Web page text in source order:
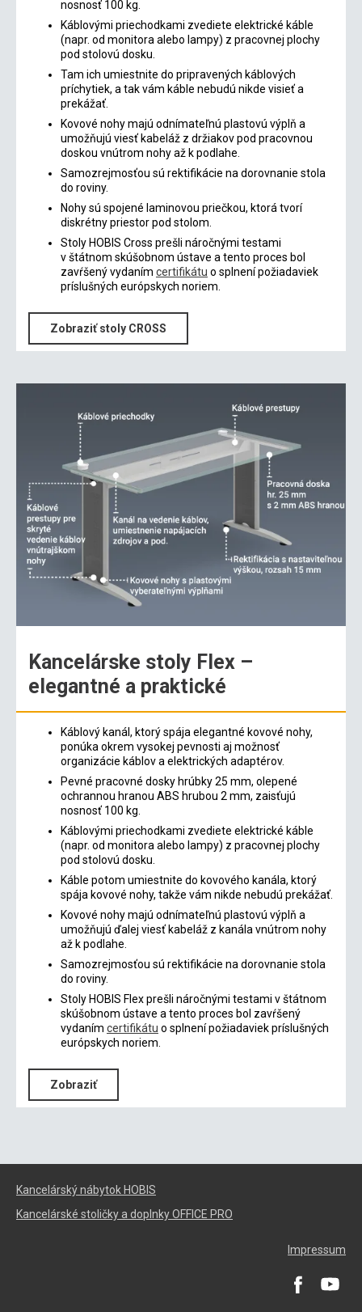
nosnosť 100 kg.
Káblovými priechodkami zvediete elektrické káble
(napr. od monitora alebo lampy) z pracovnej plochy
pod stolovú dosku.
Tam ich umiestnite do pripravených káblových
príchytiek, a tak vám káble nebudú nikde visieť a
prekážať.
Kovové nohy majú odnímateľnú plastovú výplň a
umožňujú viesť kabeláž z držiakov pod pracovnou
doskou vnútrom nohy až k podlahe.
Samozrejmosťou sú rektifikácie na dorovnanie stola
do roviny.
Nohy sú spojené laminovou priečkou, ktorá tvorí
diskrétny priestor pod stolom.
Stoly HOBIS Cross prešli náročnými testami
v štátnom skúšobnom ústave a tento proces bol
zavŕšený vydaním certifikátu o splnení požiadaviek
príslušných európskych noriem.
Zobraziť stoly CROSS
Kancelárske stoly Flex –
elegantné a praktické
Káblový kanál, ktorý spája elegantné kovové nohy,
ponúka okrem vysokej pevnosti aj možnosť
organizácie káblov a elektrických adaptérov.
Pevné pracovné dosky hrúbky 25 mm, olepené
ochrannou hranou ABS hrubou 2 mm, zaisťujú
nosnosť 100 kg.
Káblovými priechodkami zvediete elektrické káble
(napr. od monitora alebo lampy) z pracovnej plochy
pod stolovú dosku.
Káble potom umiestnite do kovového kanála, ktorý
spája kovové nohy, takže vám nikde nebudú prekážať.
Kovové nohy majú odnímateľnú plastovú výplň a
umožňujú ďalej viesť kabeláž z kanála vnútrom nohy
až k podlahe.
Samozrejmosťou sú rektifikácie na dorovnanie stola
do roviny.
Stoly HOBIS Flex prešli náročnými testami v štátnom
skúšobnom ústave a tento proces bol zavŕšený
vydaním certifikátu o splnení požiadaviek príslušných
európskych noriem.
Zobraziť
Kancelárský nábytok HOBIS
Kancelárské stoličky a doplnky OFFICE PRO
Impressum